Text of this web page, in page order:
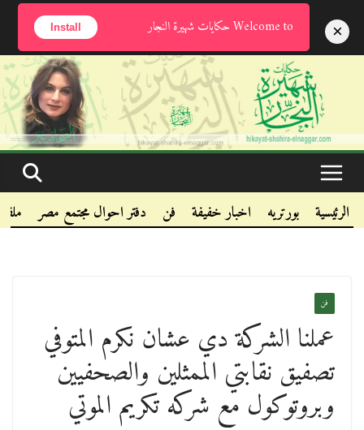
السبت, أغسطس 8, 2026
.
.
.
الرئيسية بورتريه اخبار خفيفة فن دفتر احوال مجتمع مصر
فن
عملنا الشركة دي عشان نكرم المتوفي
تصفيق نقابتي الممثلين والصحفيين
وبروتوكول مع شركه تكريم الموتي
Welcome to حكايات شهيرة النجار Install ×